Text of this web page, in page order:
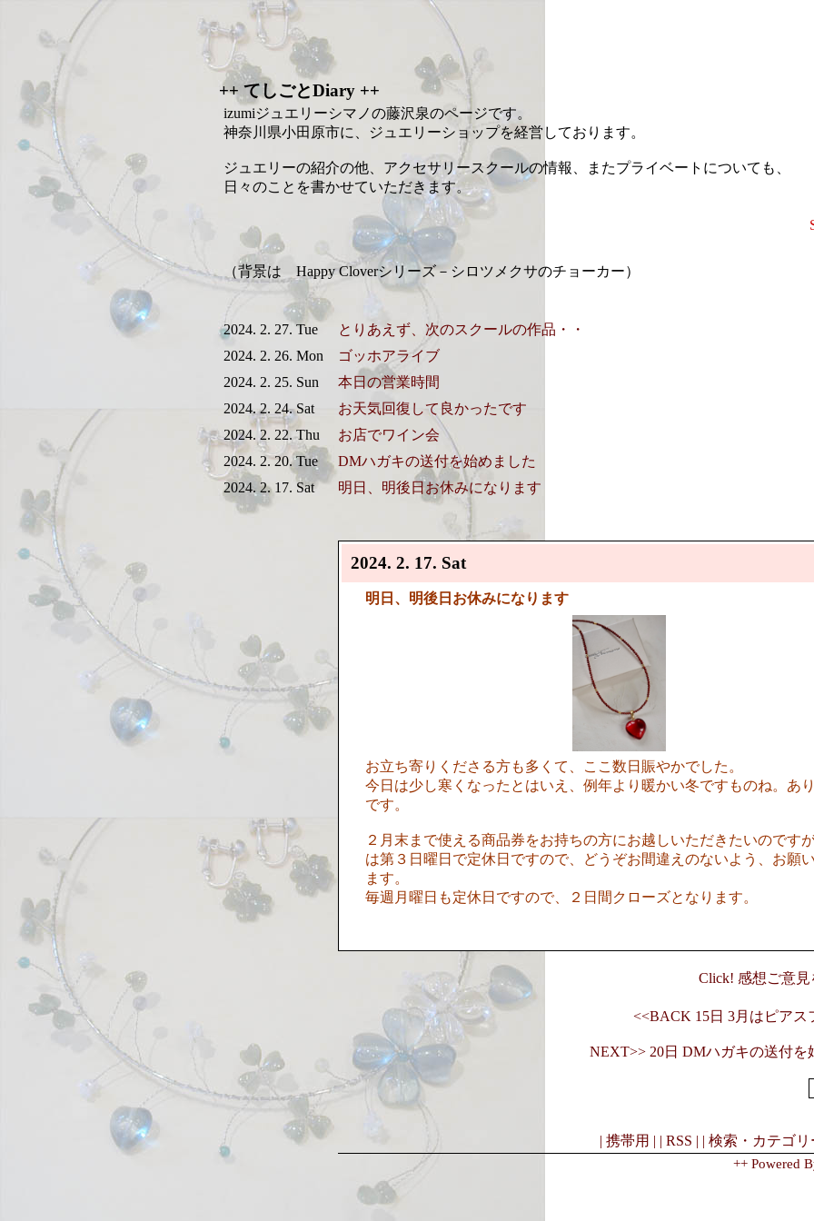
++ てしごとDiary ++
izumiジュエリーシマノの藤沢泉のページです。
神奈川県小田原市に、ジュエリーショップを経営しております。
ジュエリーの紹介の他、アクセサリースクールの情報、またプライベートについても、
日々のことを書かせていただきます。
（背景は Happy Cloverシリーズ－シロツメクサのチョーカー）
2024. 2. 27. Tue
とりあえず、次のスクールの作品・・
2024. 2. 26. Mon
ゴッホアライブ
2024. 2. 25. Sun
本日の営業時間
2024. 2. 24. Sat
お天気回復して良かったです
2024. 2. 22. Thu
お店でワイン会
2024. 2. 20. Tue
DMハガキの送付を始めました
2024. 2. 17. Sat
明日、明後日お休みになります
2024. 2. 17. Sat
明日、明後日お休みになります
お立ち寄りくださる方も多くて、ここ数日賑やかでした。
今日は少し寒くなったとはいえ、例年より暖かい冬ですものね。あ
です。
２月末まで使える商品券をお持ちの方にお越しいただきたいのです
は第３日曜日で定休日ですので、どうぞお間違えのないよう、お願
ます。
毎週月曜日も定休日ですので、２日間クローズとなります。
Click! 感想ご意
<<BACK 15日 3月はピアス
NEXT>> 20日 DMハガキの送付を
| 携帯用 | | RSS | | 検索・カテゴリ
++ Powered